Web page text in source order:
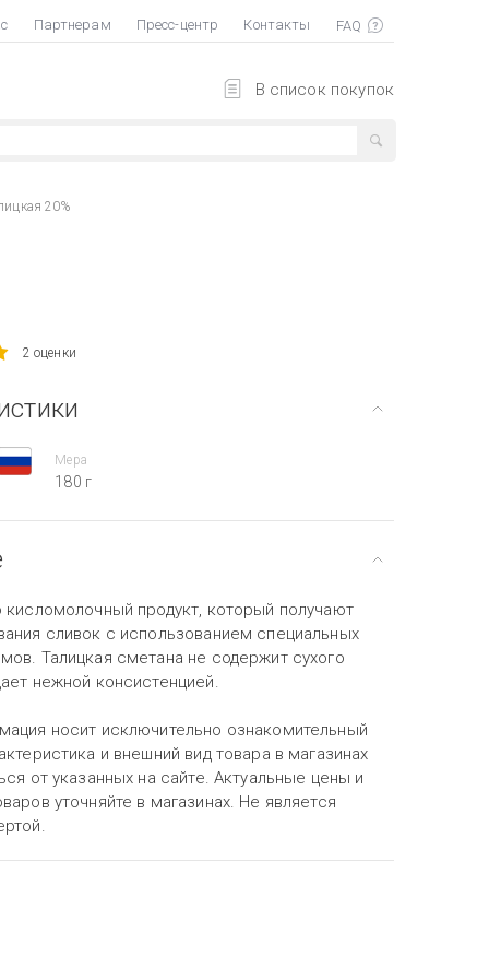
Партнерам Пресс-центр Контакты
В список покупок
20%
2 оценки
Мера
180 г
кисломолочный продукт, который получают
сливок с использованием специальных
Талицкая сметана не содержит сухого
нежной консистенцией.
носит исключительно ознакомительный
и внешний вид товара в магазинах
от указанных на сайте. Актуальные цены и
уточняйте в магазинах. Не является